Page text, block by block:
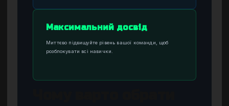
Максимальний досвід
Миттєво підвищуйте рівень вашої команди, щоб
розблокувати всі навички.